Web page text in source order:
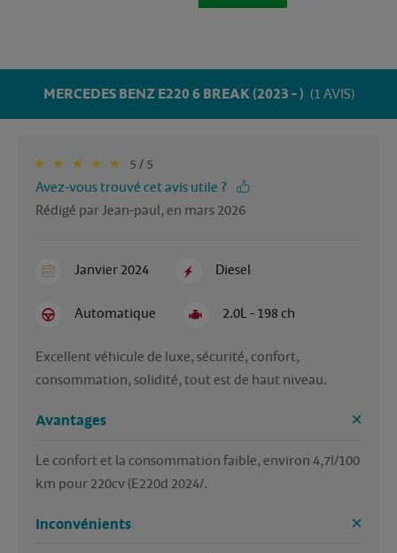
MERCEDES BENZ E220 6 BREAK (2023 - ) (1 AVIS)
5 / 5
Avez-vous trouvé cet avis utile ?
Rédigé par Jean-paul, en mars 2026
Janvier 2024 Diesel
Automatique 2.0L - 198 ch
Excellent véhicule de luxe, sécurité, confort,
consommation, solidité, tout est de haut niveau.
Avantages
Le confort et la consommation faible, environ 4,7l/100
km pour 220cv (E220d 2024/.
Inconvénients